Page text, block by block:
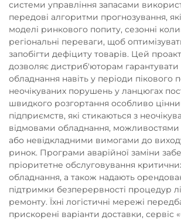
системи управління запасами
передові алгоритми прогнозування,
моделі ринкового попиту, сезонні
регіональні переваги, щоб
запобігти дефіциту товарів. Цей
дозволяє дистриб'юторам гарантувати
обладнання навіть у періоди пікового
неочікуваних порушень у ланцюгах
швидкого розгортання особливо
підприємств, які стикаються з
відмовами обладнання,
або невідкладними вимогами до
ринок. Програми аварійної заміни
пріоритетне обслуговування
обладнання, а також надають
підтримки безперервності процедур
ремонту. Їхні логістичні мережі
прискорені варіанти доставки, сервіс